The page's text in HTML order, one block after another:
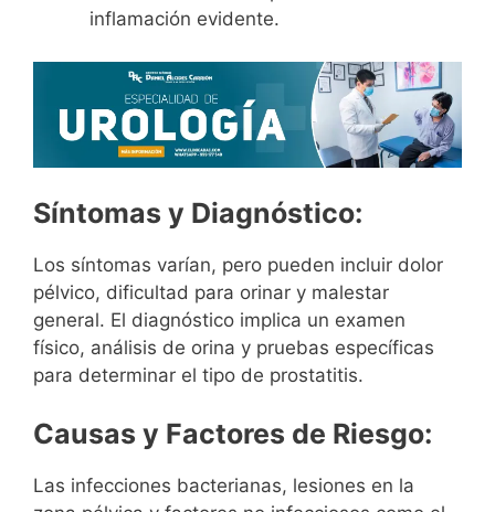
inflamación evidente.
Síntomas y Diagnóstico:
Los síntomas varían, pero pueden incluir dolor
pélvico, dificultad para orinar y malestar
general. El diagnóstico implica un examen
físico, análisis de orina y pruebas específicas
para determinar el tipo de prostatitis.
Causas y Factores de Riesgo:
Las infecciones bacterianas, lesiones en la